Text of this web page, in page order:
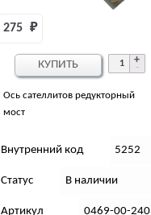
Ось сателлитов редукторный
мост
275 ₽
Внутренний код 5252
Статус В наличии
Артикул 0469-00-
КУПИТЬ